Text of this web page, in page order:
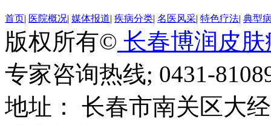
首页| 医院概况| 媒体报道| 疾病分类| 名医风采| 特色疗法| 典型
版权所有© 长春博润皮
专家咨询热线; 0431-
地址： 长春市南关区大